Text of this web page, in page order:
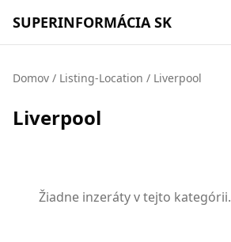
SUPERINFORMÁCIA SK
Domov / Listing-Location / Liverpool
Liverpool
Žiadne inzeráty v tejto kategórii.